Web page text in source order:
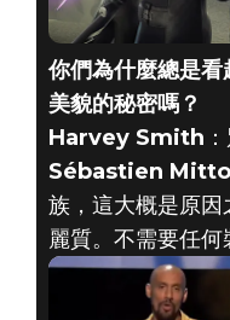
你們為什麼總是
美貌的秘密嗎？
Harvey Smith
Sébastien
族，這大概是原
麗質。不需要任何